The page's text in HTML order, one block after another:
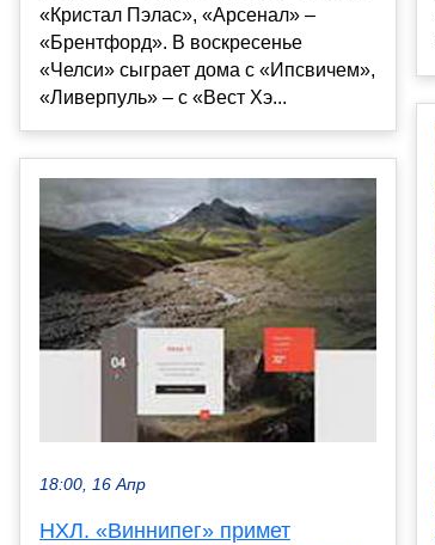
«Кристал Пэлас», «Арсенал» –
«Брентфорд». В воскресенье
«Челси» сыграет дома с «Ипсвичем»,
«Ливерпуль» – с «Вест Хэ...
18:00, 16 Апр
НХЛ. «Виннипег» примет